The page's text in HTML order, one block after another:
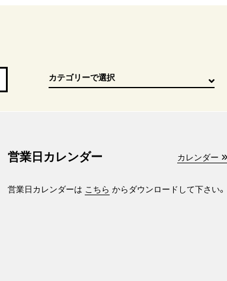
営業日カレンダー カレンダー
営業日カレンダーは こちら からダウンロードして下さい。